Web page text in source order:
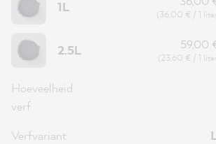
1L (36,00 € / 1
2.5L 59,00
(23,60 € / 1
Hoeveelheid
verf
Verfvariant